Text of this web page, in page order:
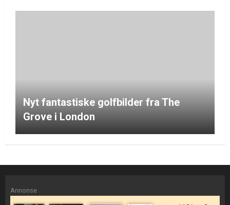
Nyt fantastiske golfbilder fra The
Grove i London
Annonse